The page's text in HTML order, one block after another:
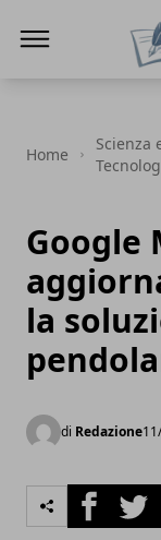
Home
Scienza
Google
la
di Redazione
Facebook